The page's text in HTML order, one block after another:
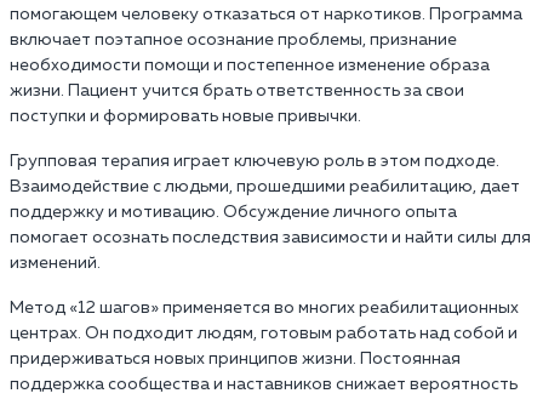
помогающем человеку отказаться от наркотиков. Программа
включает поэтапное осознание проблемы, признание
необходимости помощи и постепенное изменение образа
жизни. Пациент учится брать ответственность за свои
поступки и формировать новые привычки.
Групповая терапия играет ключевую роль в этом подходе.
Взаимодействие с людьми, прошедшими реабилитацию, дает
поддержку и мотивацию. Обсуждение личного опыта
помогает осознать последствия зависимости и найти силы для
изменений.
Метод «12 шагов» применяется во многих реабилитационных
центрах. Он подходит людям, готовым работать над собой и
придерживаться новых принципов жизни. Постоянная
поддержка сообщества и наставников снижает вероятность